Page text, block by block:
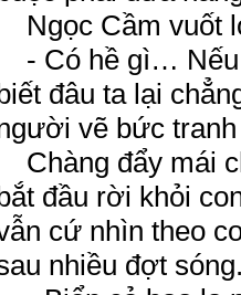
Ngọc Cầm vuốt
- Có hề gì… Nếu
đâu ta lại
vẽ bức
Chàng đẩy mái
đầu rời khỏi
cứ nhìn theo
nhiều đợt